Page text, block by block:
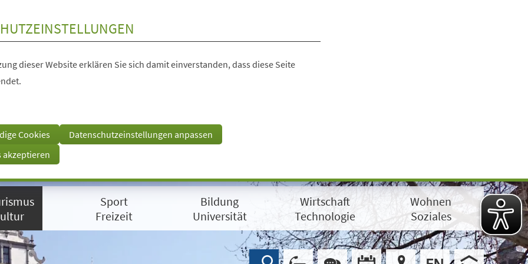
dieser Website erklären Sie sich damit einverstanden, dass diese Seite
Cookies
Datenschutzeinstellungen anpassen
akzeptieren
Sport
Freizeit
Bildung
Universität
Wirtschaft
Technologie
Wohnen
Soziales